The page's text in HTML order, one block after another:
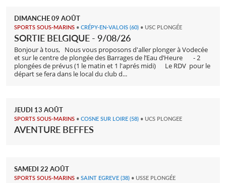
DIMANCHE09 AOÛT
SPORTS SOUS-MARINS • CRÉPY-EN-VALOIS (60) • USC PLONGÉE
SORTIE BELGIQUE - 9/08/26
Bonjour à tous, Nous vous proposons d'aller plonger à Vodecée
et sur le centre de plongée des Barrages de l’Eau d’Heure - 2
plongées de prévus (1 le matin et 1 l'aprés midi) Le RDV pour le
départ se fera dans le local du club d...
JEUDI 13 AOÛT
SPORTS SOUS-MARINS • COSNE SUR LOIRE (58) • UCS PLONGEE
AVENTURE BEFFES
SAMEDI 22 AOÛT
SPORTS SOUS-MARINS • SAINT EGREVE (38) • USSE PLONGÉE